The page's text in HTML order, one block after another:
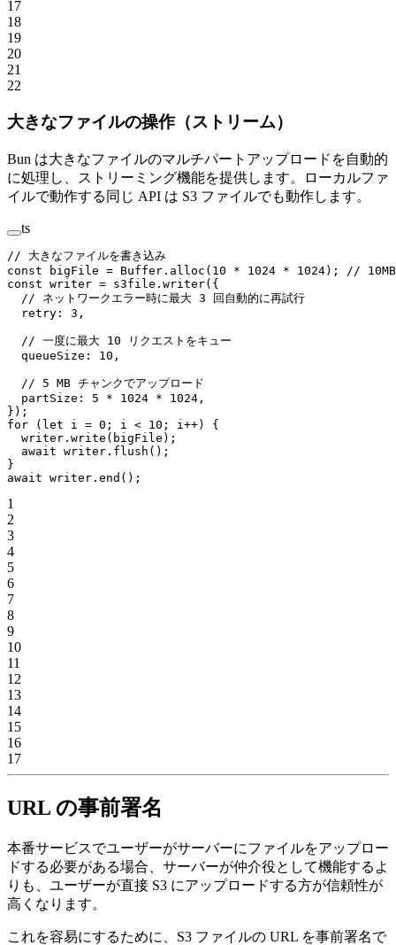
17
18
19
20
21
22
大きなファイルの操作（ストリーム）
Bun は大きなファイルのマルチパートアップロードを自動的
に処理し、ストリーミング機能を提供します。ローカルファ
イルで動作する同じ API は S3 ファイルでも動作します。
ts
// 大きなファイルを書き込み
const bigFile = Buffer. alloc ( 10 * 1024 * 1024);
// 10MB
const writer = s3file. writer({
  // ネットワークエラー時に最大 3 回自動的に再試行
  retry:
3 ,
  // 一度に最大 10 リクエストをキュー
  queueSize:
10 ,
  // 5 MB チャンクでアップロード
  partSize:
5 * 1024 * 1024 ,
});
for ( let i = 0 ; i < 10 ; i ++) {
  writer.
write (bigFile);
  await
writer. flush ();
}
await writer. end ();
1
2
3
4
5
6
7
8
9
10
11
12
13
14
15
16
17
URL の事前署名
本番サービスでユーザーがサーバーにファイルをアップロー
ドする必要がある場合、サーバーが仲介役として機能するよ
りも、ユーザーが直接 S3 にアップロードする方が信頼性が
高くなります。
これを容易にするために、S3 ファイルの URL を事前署名で